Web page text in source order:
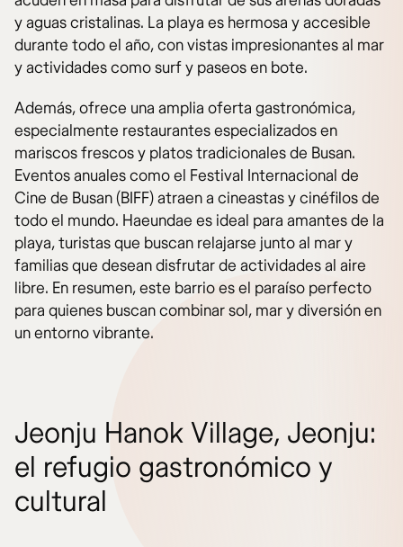
y aguas cristalinas. La playa es hermosa y accesible
durante todo el año, con vistas impresionantes al mar
y actividades como surf y paseos en bote.
Además, ofrece una amplia oferta gastronómica,
especialmente restaurantes especializados en
mariscos frescos y platos tradicionales de Busan.
Eventos anuales como el Festival Internacional de
Cine de Busan (BIFF) atraen a cineastas y cinéfilos de
todo el mundo. Haeundae es ideal para amantes de la
playa, turistas que buscan relajarse junto al mar y
familias que desean disfrutar de actividades al aire
libre. En resumen, este barrio es el paraíso perfecto
para quienes buscan combinar sol, mar y diversión en
un entorno vibrante.
Jeonju Hanok Village, Jeonju:
el refugio gastronómico y
cultural